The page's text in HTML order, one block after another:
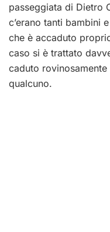
passeggiata di Dietro
c’erano tanti bambini
che è accaduto
caso si è trattato
caduto
qualcuno.